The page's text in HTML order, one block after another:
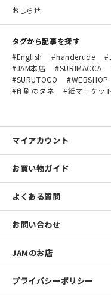
おしらせ
タグから記事を探す
English
handerude
JAM本店
SURIMACCA
SURUTOCO
WEBSHOP
印刷のタネ
紙マーケット
マイアカウント
お買い物ガイド
よくある質問
お問い合わせ
JAMのお店
プライバシーポリシー